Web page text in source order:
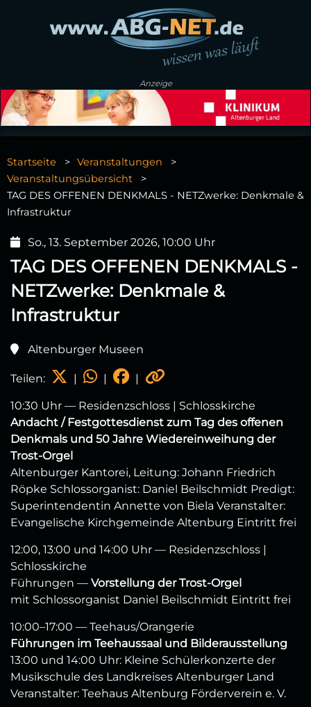
Anzeige
Startseite
Veranstaltungen
Veranstaltungsübersicht
TAG DES OFFENEN DENKMALS - NETZwerke: Denkmale &
Infrastruktur
So., 13. September 2026, 10:00 Uhr
TAG DES OFFENEN DENKMALS -
NETZwerke: Denkmale &
Infrastruktur
Altenburger Museen
Teilen: | | |
10:30 Uhr — Residenzschloss | Schlosskirche
Andacht / Festgottesdienst zum Tag des offenen
Denkmals und 50 Jahre Wiedereinweihung der
Trost‑Orgel
Altenburger Kantorei, Leitung: Johann Friedrich
Röpke Schlossorganist: Daniel Beilschmidt Predigt:
Superintendentin Annette von Biela Veranstalter:
Evangelische Kirchgemeinde Altenburg Eintritt frei
12:00, 13:00 und 14:00 Uhr — Residenzschloss |
Schlosskirche
Führungen — Vorstellung der Trost‑Orgel
mit Schlossorganist Daniel Beilschmidt Eintritt frei
10:00–17:00 — Teehaus/Orangerie
Führungen im Teehaussaal und Bilderausstellung
13:00 und 14:00 Uhr: Kleine Schülerkonzerte der
Musikschule des Landkreises Altenburger Land
Veranstalter: Teehaus Altenburg Förderverein e. V.